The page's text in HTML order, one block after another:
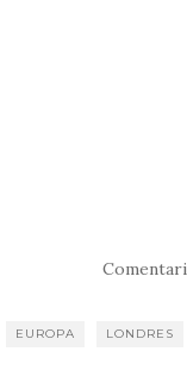
EUROPA LONDRES